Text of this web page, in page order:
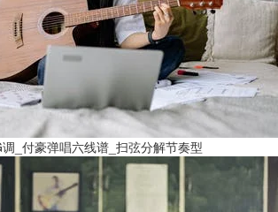
_付豪弹唱六线谱_扫弦分解节奏型